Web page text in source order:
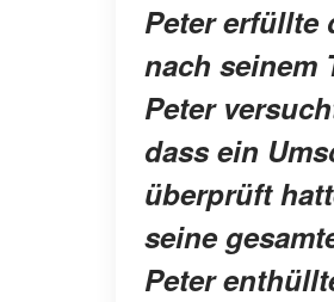
Peter erfüllte
nach seinem
Peter
dass ein
überprüft
seine
Peter